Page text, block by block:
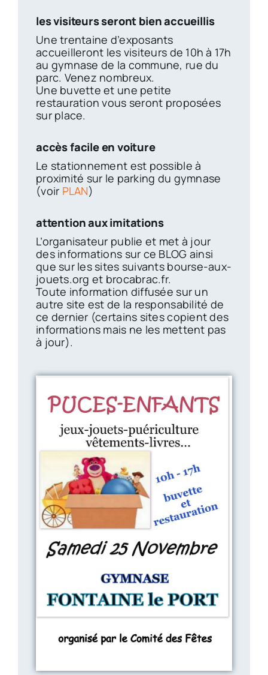
les visiteurs seront bien accueillis
Une trentaine d’exposants
accueilleront les visiteurs de 10h à 17h
au gymnase de la commune, rue du
parc. Venez nombreux.
Une buvette et une petite
restauration vous seront proposées
sur place.
accès facile en voiture
Le stationnement est possible à
proximité sur le parking du gymnase
(voir PLAN)
attention aux imitations
L’organisateur publie et met à jour
des informations sur ce BLOG ainsi
que sur les sites suivants bourse-aux-
jouets.org et brocabrac.fr.
Toute information diffusée sur un
autre site est de la responsabilité de
ce dernier (certains sites copient des
informations mais ne les mettent pas
à jour).